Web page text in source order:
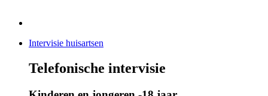
Intervisie huisartsen
Telefonische intervisie